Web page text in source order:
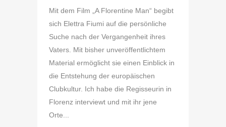
Mit dem Film „A Florentine Man“ begibt
sich Elettra Fiumi auf die persönliche
Suche nach der Vergangenheit ihres
Vaters. Mit bisher unveröffentlichtem
Material ermöglicht sie einen Einblick in
die Entstehung der europäischen
Clubkultur. Ich habe die Regisseurin in
Florenz interviewt und mit ihr jene
Orte...